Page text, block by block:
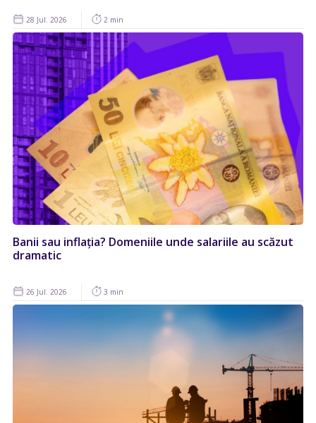
28 Jul. 2026 2 min
Banii sau inflația? Domeniile unde salariile au scăzut
dramatic
26 Jul. 2026 3 min